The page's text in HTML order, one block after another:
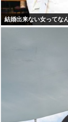
結婚出来ない女ってな